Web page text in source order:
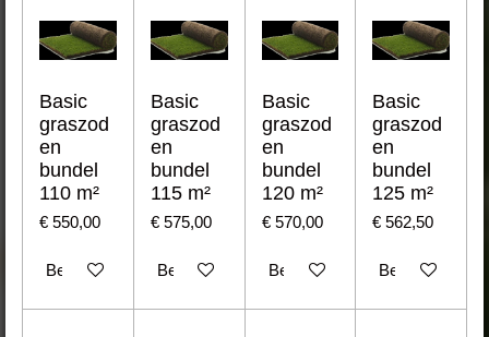
Basic
graszod
en
bundel
110 m²
€ 550,00
Bekijk details
Basic
graszod
en
bundel
115 m²
€ 575,00
Bekijk details
Basic
graszod
en
bundel
120 m²
€ 570,00
Bekijk details
Basic
graszod
en
bundel
125 m²
€ 562,50
Bekijk details